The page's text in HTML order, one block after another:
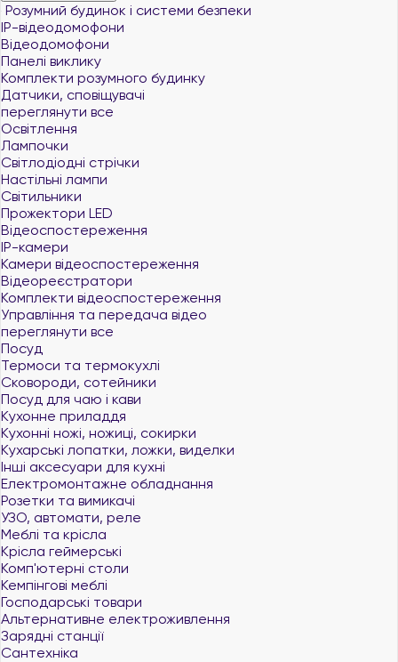
Розумний будинок і системи безпеки
IP-відеодомофони
Відеодомофони
Панелі виклику
Комплекти розумного будинку
Датчики, сповіщувачі
переглянути все
Освітлення
Лампочки
Світлодіодні стрічки
Настільні лампи
Світильники
Прожектори LED
Відеоспостереження
IP-камери
Камери відеоспостереження
Відеореєстратори
Комплекти відеоспостереження
Управління та передача відео
переглянути все
Посуд
Термоси та термокухлі
Сковороди, сотейники
Посуд для чаю і кави
Кухонне приладдя
Кухонні ножі, ножиці, сокирки
Кухарські лопатки, ложки, виделки
Інші аксесуари для кухні
Електромонтажне обладнання
Розетки та вимикачі
УЗО, автомати, реле
Меблі та крісла
Крісла геймерські
Комп'ютерні столи
Кемпінгові меблі
Господарські товари
Альтернативне електроживлення
Зарядні станції
Сантехніка